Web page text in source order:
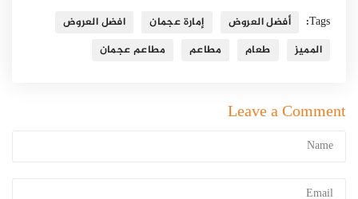
Tags:
أفضل العروض إمارة عجمان
افضل العروض
المميز
طعام مطاعم مطاعم عجمان
Leave a Comment